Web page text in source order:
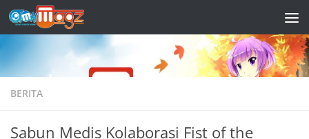
Skip to content
BERITA
Sabun Medis Kolaborasi Fist of the